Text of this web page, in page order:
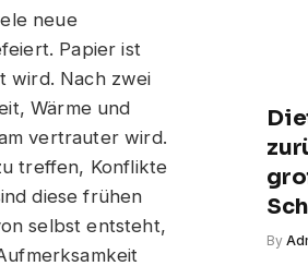
neue
Papier ist
wird. Nach zwei
Wärme und
vertrauter wird.
treffen, Konflikte
diese frühen
selbst entsteht,
By